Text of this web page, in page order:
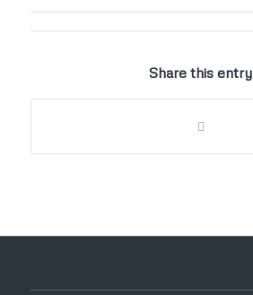
Share this entry